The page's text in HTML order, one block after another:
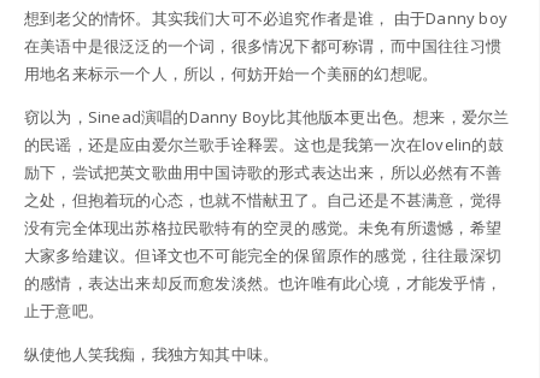
想到老父的情怀。其实我们大可不必追究作者是谁， 由于Danny boy
在美语中是很泛泛的一个词，很多情况下都可称谓，而中国往往习惯
用地名来标示一个人，所以，何妨开始一个美丽的幻想呢。
窃以为，Sinead演唱的Danny Boy比其他版本更出色。想来，爱尔兰
的民谣，还是应由爱尔兰歌手诠释罢。这也是我第一次在lovelin的鼓
励下，尝试把英文歌曲用中国诗歌的形式表达出来，所以必然有不善
之处，但抱着玩的心态，也就不惜献丑了。自己还是不甚满意，觉得
没有完全体现出苏格拉民歌特有的空灵的感觉。未免有所遗憾，希望
大家多给建议。但译文也不可能完全的保留原作的感觉，往往最深切
的感情，表达出来却反而愈发淡然。也许唯有此心境，才能发乎情，
止于意吧。
纵使他人笑我痴，我独方知其中味。